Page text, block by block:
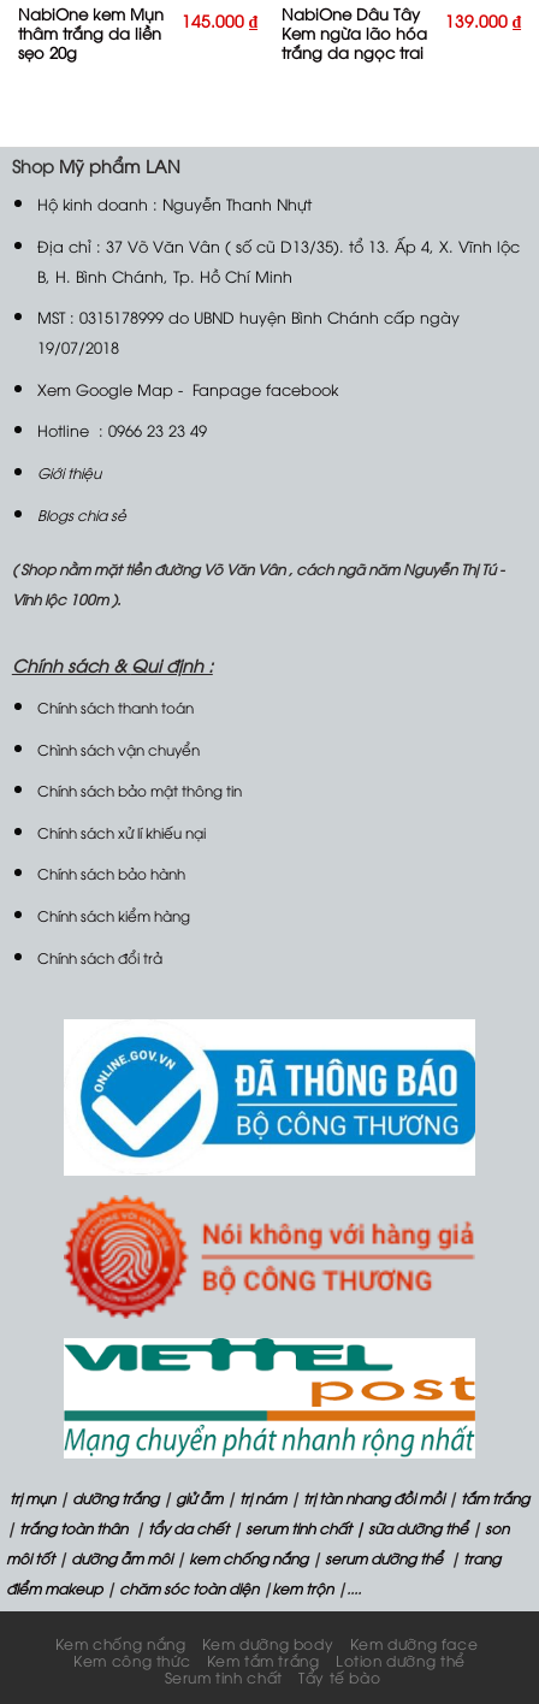
NabiOne kem Mụn
thâm trắng da liền
sẹo 20g
145.000₫
NabiOne Dâu Tây
Kem ngừa lão hóa
trắng da ngọc trai
139.000₫
Shop Mỹ phẩm LAN
Hộ kinh doanh : Nguyễn Thanh Nhựt
Địa chỉ : 37 Võ Văn Vân ( số cũ D13/35). tổ 13. Ấp 4, X. Vĩnh lộc
B, H. Bình Chánh, Tp. Hồ Chí Minh
MST : 0315178999 do UBND huyện Bình Chánh cấp ngày
19/07/2018
Xem Google Map- Fanpage facebook
Hotline : 0966 23 23 49
Giới thiệu
Blogs chia sẻ
( Shop nằm mặt tiền đường Võ Văn Vân , cách ngã năm Nguyễn Thị Tú -
Vĩnh lộc 100m ).
Chính sách &Qui định :
Chính sách thanh toán
Chình sách vận chuyển
Chính sách bảo mật thông tin
Chính sách xử lí khiếu nại
Chính sách bảo hành
Chính sách kiểm hàng
Chính sách đổi trả
trị mụn| dưỡng trắng| giử ẫm| trị nám| trị tàn nhang đồi mồi| tắm trắng
| trắng toàn thân| tẩy da chết|serum tinh chất | sữa dưỡng thể |son
môi tốt| dưỡng ẫm môi| kem chống nắng|serum dưỡng thể | trang
điểm makeup| chăm sóc toàn diện|kem trộn|....
Kem chống nắng Kem dưỡng body
Kem dưỡng face
Kem công thức
Kem tắm trắng
Lotion dưỡng thể
Serum tinh chất
Tẩy tế bào